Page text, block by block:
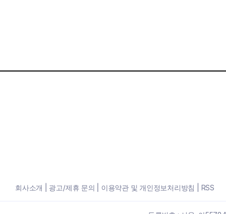
회사소개 광고/제휴 문의 이용약관 및 개인정보처리방침 RSS